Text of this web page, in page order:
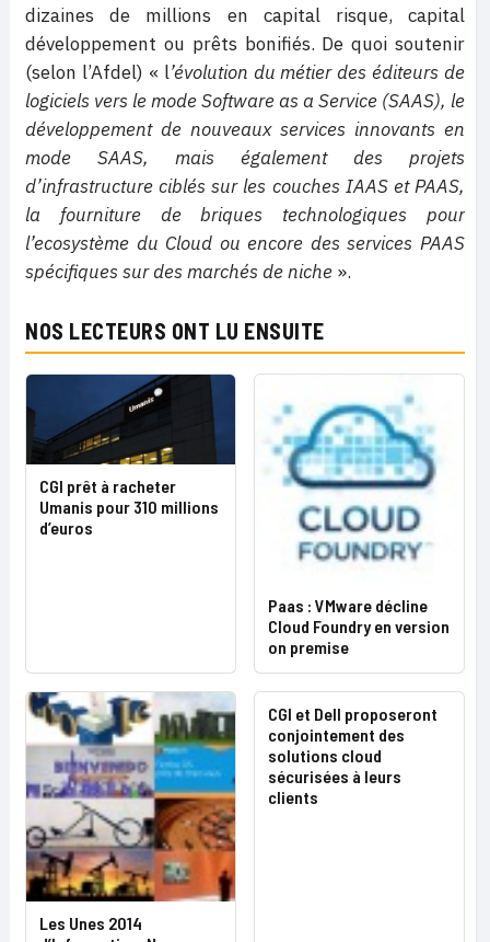
dizaines de millions en capital risque, capital
développement ou prêts bonifiés. De quoi soutenir
(selon l’Afdel) « l’évolution du métier des éditeurs de
logiciels vers le mode Software as a Service (SAAS), le
développement de nouveaux services innovants en
mode SAAS, mais également des projets
d’infrastructure ciblés sur les couches IAAS et PAAS,
la fourniture de briques technologiques pour
l’ecosystème du Cloud ou encore des services PAAS
spécifiques sur des marchés de niche ».
NOS LECTEURS ONT LU ENSUITE
CGI prêt à racheter
Umanis pour 310 millions
d’euros
Paas : VMware décline
Cloud Foundry en version
on premise
Les Unes 2014
CGI et Dell proposeront
conjointement des
solutions cloud
sécurisées à leurs
clients